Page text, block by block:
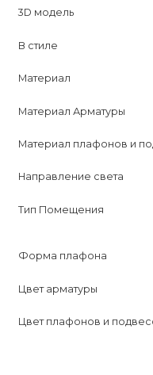
неотъемлемым
помещении.
3D модель
В стиле
Материал
Материал Арматуры
Материал плафонов и
Направление света
Тип Помещения
Форма плафона
Цвет арматуры
Цвет плафонов и